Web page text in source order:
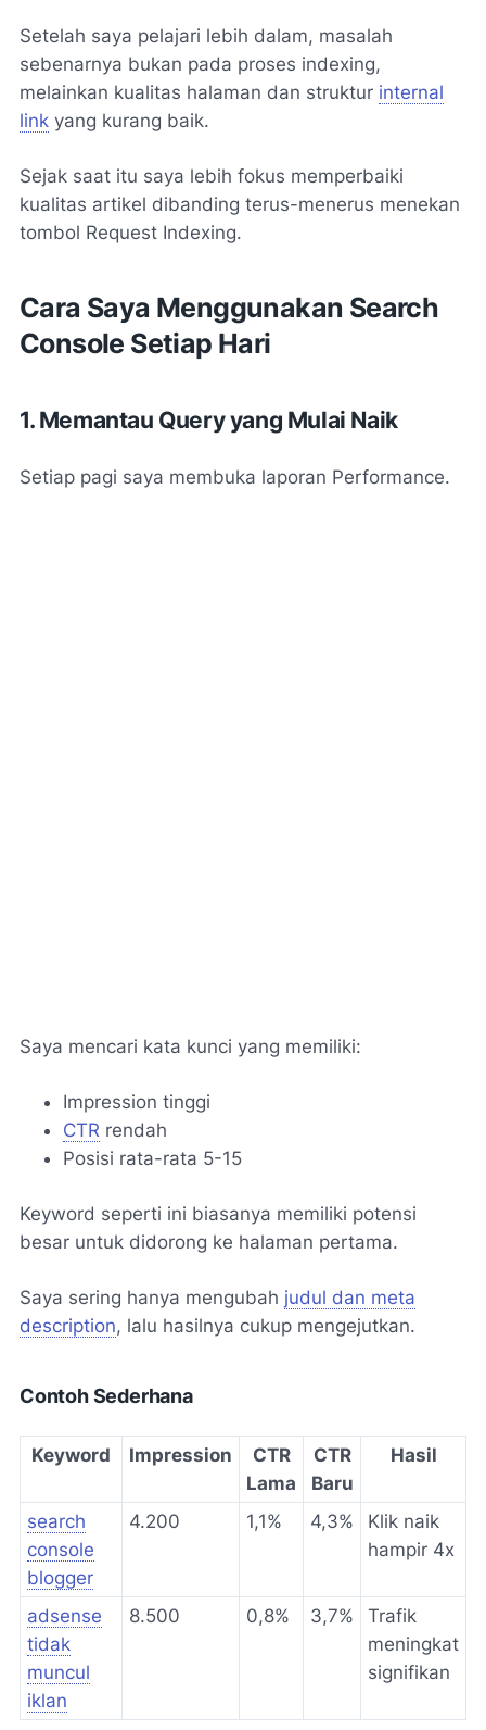
Setelah saya pelajari lebih dalam, masalah
sebenarnya bukan pada proses indexing,
melainkan kualitas halaman dan struktur internal
link yang kurang baik.
Sejak saat itu saya lebih fokus memperbaiki
kualitas artikel dibanding terus-menerus menekan
tombol Request Indexing.
Cara Saya Menggunakan Search
Console Setiap Hari
1. Memantau Query yang Mulai Naik
Setiap pagi saya membuka laporan Performance.
Saya mencari kata kunci yang memiliki:
Impression tinggi
CTR rendah
Posisi rata-rata 5-15
Keyword seperti ini biasanya memiliki potensi
besar untuk didorong ke halaman pertama.
Saya sering hanya mengubah judul dan meta
description, lalu hasilnya cukup mengejutkan.
Contoh Sederhana
Keyword Impression
CTR
Lama
CTR
Baru
Hasil
search
console
blogger
4.200 1,1% 4,3%
Klik naik
hampir 4x
adsense
tidak
muncul
iklan
8.500 0,8% 3,7%
Trafik
meningkat
signifikan